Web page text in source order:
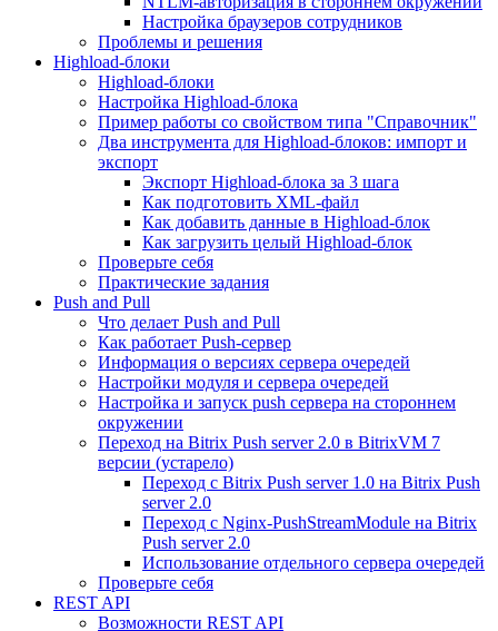
Настройка браузеров сотрудников
Проблемы и решения
Highload-блоки
Highload-блоки
Настройка Highload-блока
Пример работы со свойством типа "Справочник"
Два инструмента для Highload-блоков: импорт и
экспорт
Экспорт Highload-блока за 3 шага
Как подготовить XML-файл
Как добавить данные в Highload-блок
Как загрузить целый Highload-блок
Проверьте себя
Практические задания
Push and Pull
Что делает Push and Pull
Как работает Push-сервер
Информация о версиях сервера очередей
Настройки модуля и сервера очередей
Настройка и запуск push сервера на стороннем
окружении
Переход на Bitrix Push server 2.0 в BitrixVM 7
версии (устарело)
Переход с Bitrix Push server 1.0 на Bitrix Push
server 2.0
Переход с Nginx-PushStreamModule на Bitrix
Push server 2.0
Использование отдельного сервера очередей
Проверьте себя
REST API
Возможности REST API